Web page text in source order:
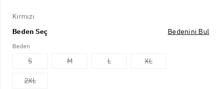
Kırmızı
Beden Seç
Bedenini Bul
Beden
S M L XL
2XL